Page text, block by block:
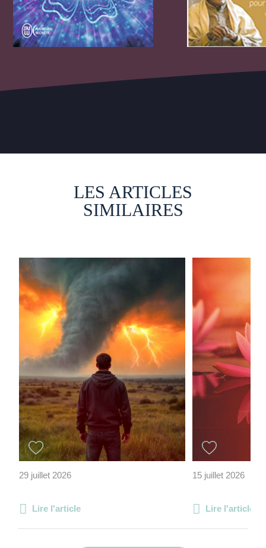
LES ARTICLES
SIMILAIRES
29 juillet 2026
Lire l'article
15 juillet 2026
Lire l'article